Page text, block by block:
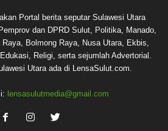
Portal berita seputar Sulawesi Utara
dan DPRD Sulut, Politika, Manado,
Bolmong Raya, Nusa Utara, Ekbis,
Religi, serta sejumlah Advertorial.
Utara ada di LensaSulut.com.
lensasulutmedia@gmail.com